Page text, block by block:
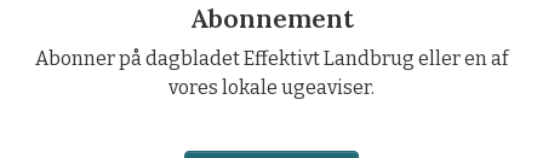
Abonnement
Abonner på dagbladet Effektivt Landbrug eller en af
vores lokale ugeaviser.